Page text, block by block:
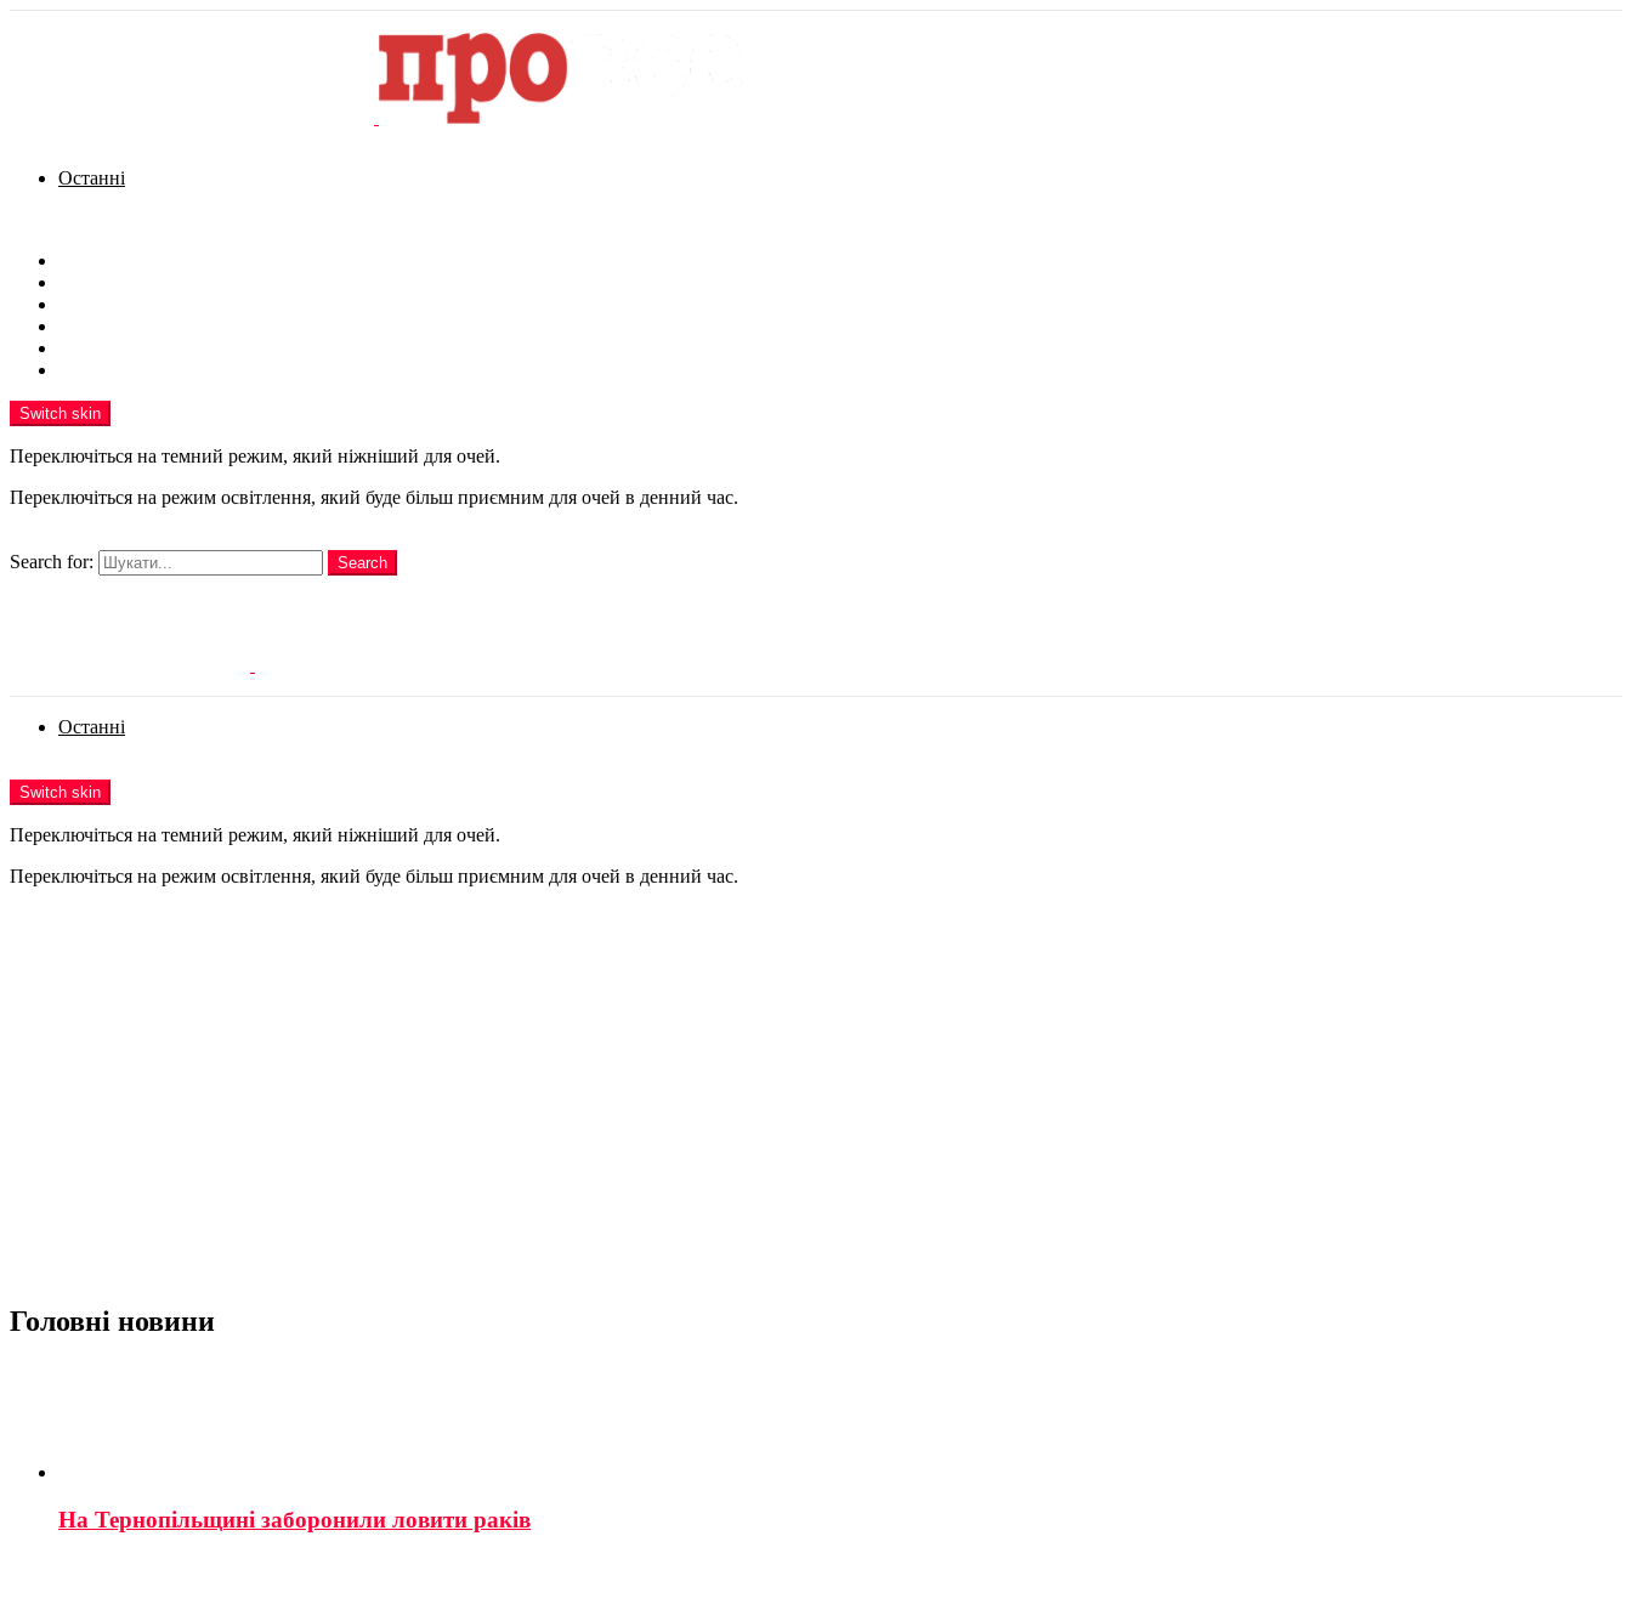
Останні
Switch skin
Переключіться на темний режим, який ніжніший для очей.
Переключіться на режим освітлення, який буде більш приємним для очей в денний час.
Search for:
Search
Останні
Switch skin
Переключіться на темний режим, який ніжніший для очей.
Переключіться на режим освітлення, який буде більш приємним для очей в денний час.
Головні новини
На Тернопільщині заборонили ловити раків